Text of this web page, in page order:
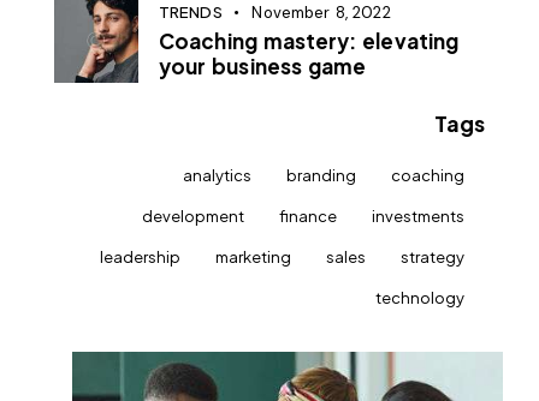
TRENDS November 8, 2022
Coaching mastery: elevating
your business game
Tags
analytics branding coaching
development finance investments
leadership marketing sales strategy
technology